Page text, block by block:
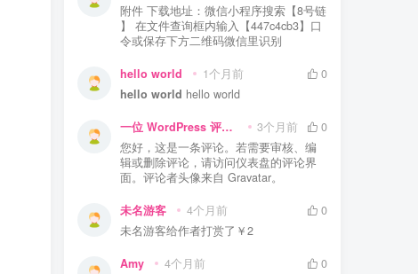
附件 下载地址：微信小程序搜索【8号链
】 在文件查询框内输入【447c4cb3】口
令或保存下方二维码微信里识别
hello world 1个月前
0
hello world hello world
一位 WordPress 评论者 3个月前
0
您好，这是一条评论。若需要审核、编
辑或删除评论，请访问仪表盘的评论界
面。评论者头像来自 Gravatar。
未名游客 4个月前
0
未名游客给作者打赏了 ￥2
Amy 4个月前
0